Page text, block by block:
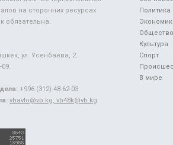
Политика
Общество
Культура
Спорт
В мире
на сторонних ресурсах
обязательна.
ул. Усенбаева, 2.
09.
+996 (312) 48-62-03.
vbavto@vb.kg, vb48k@vb.kg